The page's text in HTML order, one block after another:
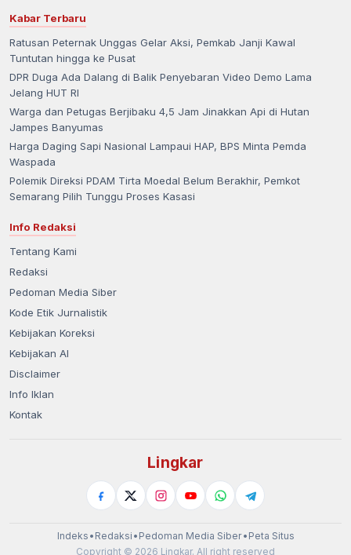
Kabar Terbaru
Ratusan Peternak Unggas Gelar Aksi, Pemkab Janji Kawal
Tuntutan hingga ke Pusat
DPR Duga Ada Dalang di Balik Penyebaran Video Demo Lama
Jelang HUT RI
Warga dan Petugas Berjibaku 4,5 Jam Jinakkan Api di Hutan
Jampes Banyumas
Harga Daging Sapi Nasional Lampaui HAP, BPS Minta Pemda
Waspada
Polemik Direksi PDAM Tirta Moedal Belum Berakhir, Pemkot
Semarang Pilih Tunggu Proses Kasasi
Info Redaksi
Tentang Kami
Redaksi
Pedoman Media Siber
Kode Etik Jurnalistik
Kebijakan Koreksi
Kebijakan AI
Disclaimer
Info Iklan
Kontak
Lingkar
Indeks • Redaksi • Pedoman Media Siber• Peta Situs
Copyright © 2026 Lingkar. All right reserved